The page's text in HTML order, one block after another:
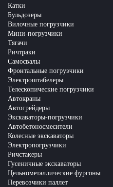
Катки
Бульдозеры
Вилочные погрузчики
Мини-погрузчики
Тягачи
Ричтраки
Самосвалы
Фронтальные погрузчики
Электроштабелеры
Телескопические погрузчики
Автокраны
Автогрейдеры
Экскаваторы-погрузчики
Автобетоносмесители
Колесные экскаваторы
Электропогрузчики
Ричстакеры
Гусеничные экскаваторы
Цельнометаллические фургоны
Перевозчики паллет